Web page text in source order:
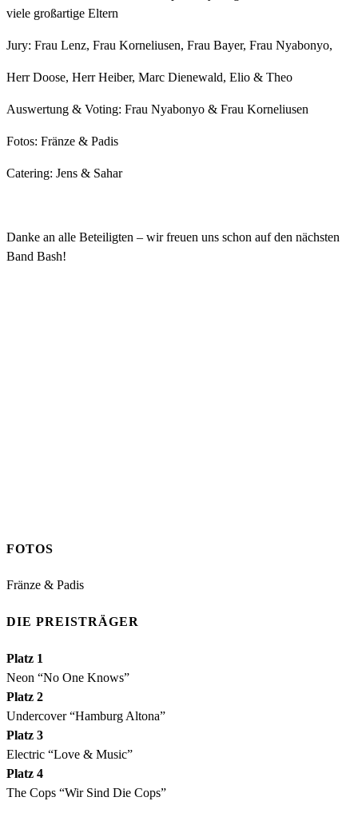
viele großartige Eltern
Jury: Frau Lenz, Frau Korneliusen, Frau Bayer, Frau Nyabonyo,
Herr Doose, Herr Heiber, Marc Dienewald, Elio & Theo
Auswertung & Voting: Frau Nyabonyo & Frau Korneliusen
Fotos: Fränze & Padis
Catering: Jens & Sahar
Danke an alle Beteiligten – wir freuen uns schon auf den nächsten
Band Bash!
FOTOS
Fränze & Padis
DIE PREISTRÄGER
Platz 1
Neon “No One Knows”
Platz 2
Undercover “Hamburg Altona”
Platz 3
Electric “Love & Music”
Platz 4
The Cops “Wir Sind Die Cops”